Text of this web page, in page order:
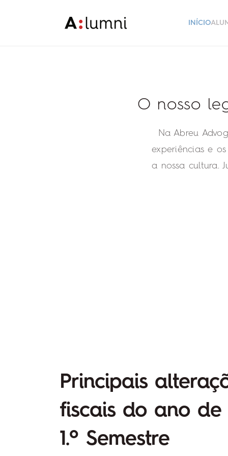
INÍCIO
O nosso
Na Abreu
experiências e
a nossa cultura.
Principais
fiscais do ano de
1.º Semestre